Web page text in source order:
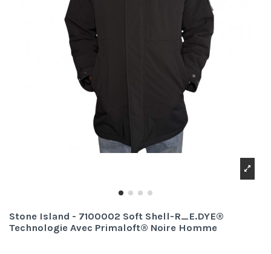
Stone Island - 7100002 Soft Shell-R_E.DYE®
Technologie Avec Primaloft® Noire Homme